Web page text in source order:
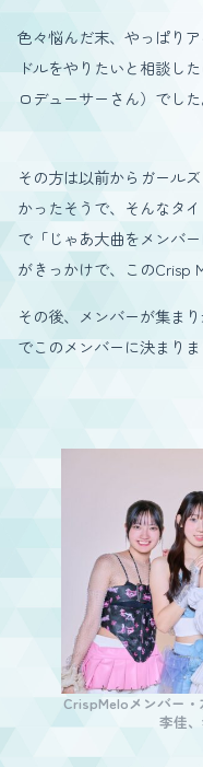
色々悩んだ末、やっぱり
ドルをやりたいと相談し
ロデューサーさん）でした
その方は以前からガール
かったそうで、そんなタ
で「じゃあ大曲をメンバ
がきっかけで、このCrisp
その後、メンバーが集ま
でこのメンバーに決まりま
CrispMeloメンバー
李佳